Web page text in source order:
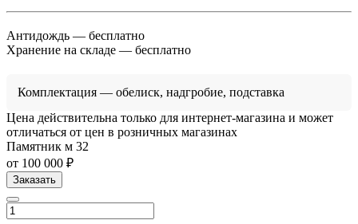
Антидождь — бесплатно
Хранение на складе — бесплатно
Комплектация — обелиск, надгробие, подставка
Цена действительна только для интернет-магазина и может
отличаться от цен в розничных магазинах
Памятник м 32
от 100 000 ₽
Заказать